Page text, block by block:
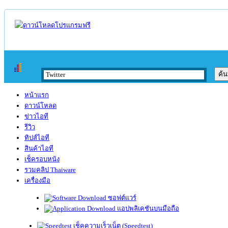
หน้าแรก
ดาวน์โหลด
ข่าวไอที
รีวิว
ทิปส์ไอที
สินค้าไอที
เช็ครอบหนัง
รวมคลิป Thaiware
เครื่องมือ
ซอฟต์แวร์
แอปพลิเคชันบนมือถือ
เช็คความเร็วเน็ต (Speedtest)